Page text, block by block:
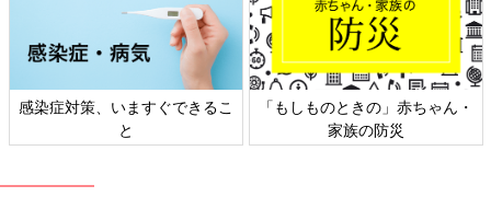
出典：Instagramアカウント「pikapikachuopp」
感染症対策、いますぐできるこ
と
「もしものときの」赤ちゃん・
家族の防災